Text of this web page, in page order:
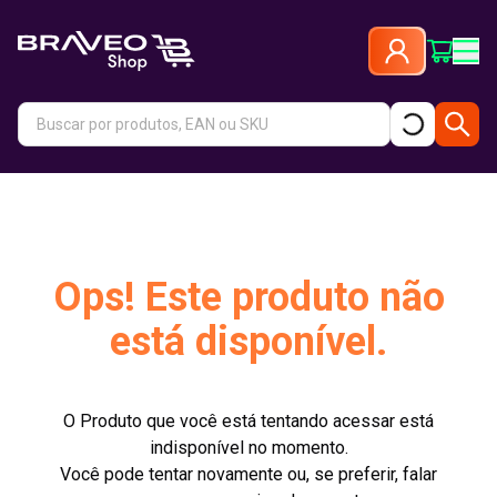
Ops! Este produto não
está disponível.
O Produto que você está tentando acessar está
indisponível no momento.
Você pode tentar novamente ou, se preferir, falar